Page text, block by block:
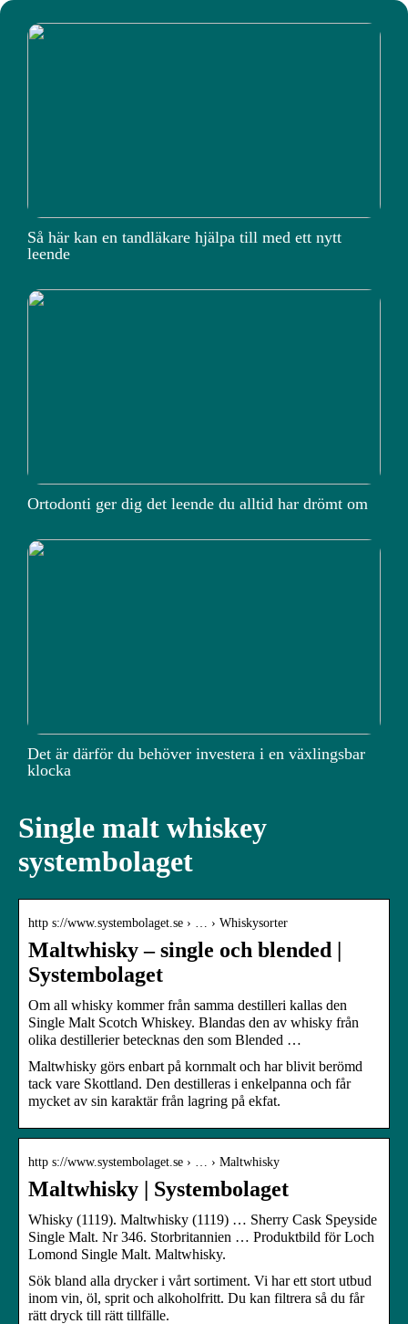
Så här kan en tandläkare hjälpa till med ett nytt
leende
Ortodonti ger dig det leende du alltid har drömt om
Det är därför du behöver investera i en växlingsbar
klocka
Single malt whiskey
systembolaget
http s://www.systembolaget.se › … › Whiskysorter
Maltwhisky – single och blended |
Systembolaget
Om all whisky kommer från samma destilleri kallas den
Single Malt Scotch Whiskey. Blandas den av whisky från
olika destillerier betecknas den som Blended …
Maltwhisky görs enbart på kornmalt och har blivit berömd
tack vare Skottland. Den destilleras i enkelpanna och får
mycket av sin karaktär från lagring på ekfat.
http s://www.systembolaget.se › … › Maltwhisky
Maltwhisky | Systembolaget
Whisky (1119). Maltwhisky (1119) … Sherry Cask Speyside
Single Malt. Nr 346. Storbritannien … Produktbild för Loch
Lomond Single Malt. Maltwhisky.
Sök bland alla drycker i vårt sortiment. Vi har ett stort utbud
inom vin, öl, sprit och alkoholfritt. Du kan filtrera så du får
rätt dryck till rätt tillfälle.